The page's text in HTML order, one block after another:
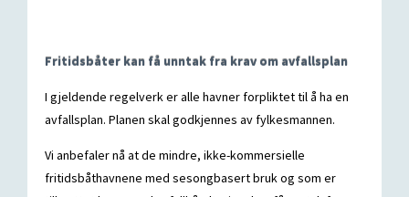
Fritidsbåter kan få unntak fra krav om avfallsplan
I gjeldende regelverk er alle havner forpliktet til å ha en
avfallsplan. Planen skal godkjennes av fylkesmannen.
Vi anbefaler nå at de mindre, ikke-kommersielle
fritidsbåthavnene med sesongbasert bruk og som er